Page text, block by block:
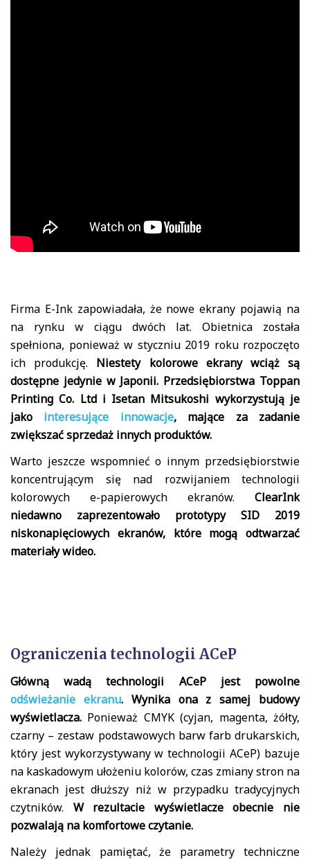
Firma E-Ink zapowiadała, że nowe ekrany pojawią na
na rynku w ciągu dwóch lat. Obietnica została
spełniona, ponieważ w styczniu 2019 roku rozpoczęto
ich produkcję. Niestety kolorowe ekrany wciąż są
dostępne jedynie w Japonii. Przedsiębiorstwa Toppan
Printing Co. Ltd i Isetan Mitsukoshi wykorzystują je
jako interesujące innowacje, mające za zadanie
zwiększać sprzedaż innych produktów.
Warto jeszcze wspomnieć o innym przedsiębiorstwie
koncentrującym się nad rozwijaniem technologii
kolorowych e-papierowych ekranów. ClearInk
niedawno zaprezentowało prototypy SID 2019
niskonapięciowych ekranów, które mogą odtwarzać
materiały wideo.
Ograniczenia technologii ACeP
Główną wadą technologii ACeP jest powolne
odświeżanie ekranu. Wynika ona z samej budowy
wyświetlacza. Ponieważ CMYK (cyjan, magenta, żółty,
czarny – zestaw podstawowych barw farb drukarskich,
który jest wykorzystywany w technologii ACeP) bazuje
na kaskadowym ułożeniu kolorów, czas zmiany stron na
ekranach jest dłuższy niż w przypadku tradycyjnych
czytników. W rezultacie wyświetlacze obecnie nie
pozwalają na komfortowe czytanie.
Należy jednak pamiętać, że parametry techniczne